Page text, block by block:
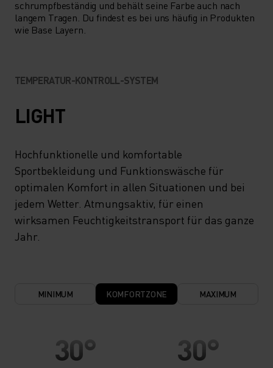
schrumpfbeständig und behält seine Farbe auch nach
langem Tragen. Du findest es bei uns häufig in Produkten
wie Base Layern.
TEMPERATUR-KONTROLL-SYSTEM
LIGHT
Hochfunktionelle und komfortable
Sportbekleidung und Funktionswäsche für
optimalen Komfort in allen Situationen und bei
jedem Wetter. Atmungsaktiv, für einen
wirksamen Feuchtigkeitstransport für das ganze
Jahr.
MINIMUM KOMFORTZONE MAXIMUM
30°
30°